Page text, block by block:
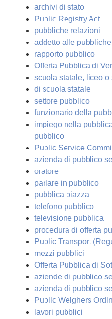
archivi di stato
Public Registry Act
pubbliche relazioni
addetto alle
rapporto pubblico
Offerta Pubblica di
scuola statale, liceo o
di scuola statale
settore pubblico
funzionario della
impiego nella
pubblico
Public Service
azienda di pubblico
oratore
parlare in pubblico
pubblica piazza
telefono pubblico
televisione pubblica
procedura di offerta
Public Transport
mezzi pubblici
Offerta Pubblica di
aziende di pubblico
azienda di pubblico
Public Weighers
lavori pubblici